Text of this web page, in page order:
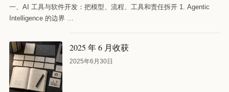
一、AI 工具与软件开发：把模型、流程、工具和责任拆开 1. Agentic
Intelligence 的边界 …
2025 年 6 月收获
2025年6月30日